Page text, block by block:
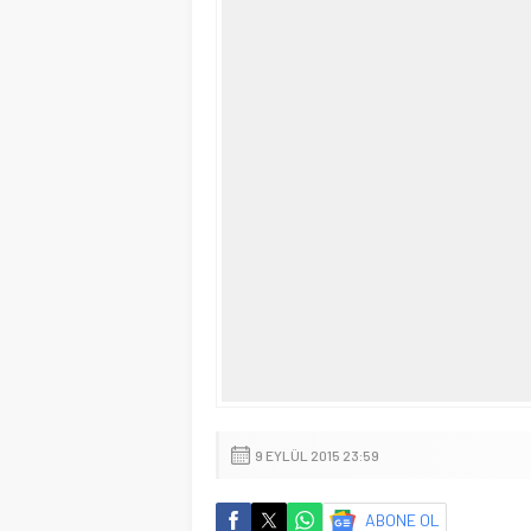
9 EYLÜL 2015 23:59
ABONE OL